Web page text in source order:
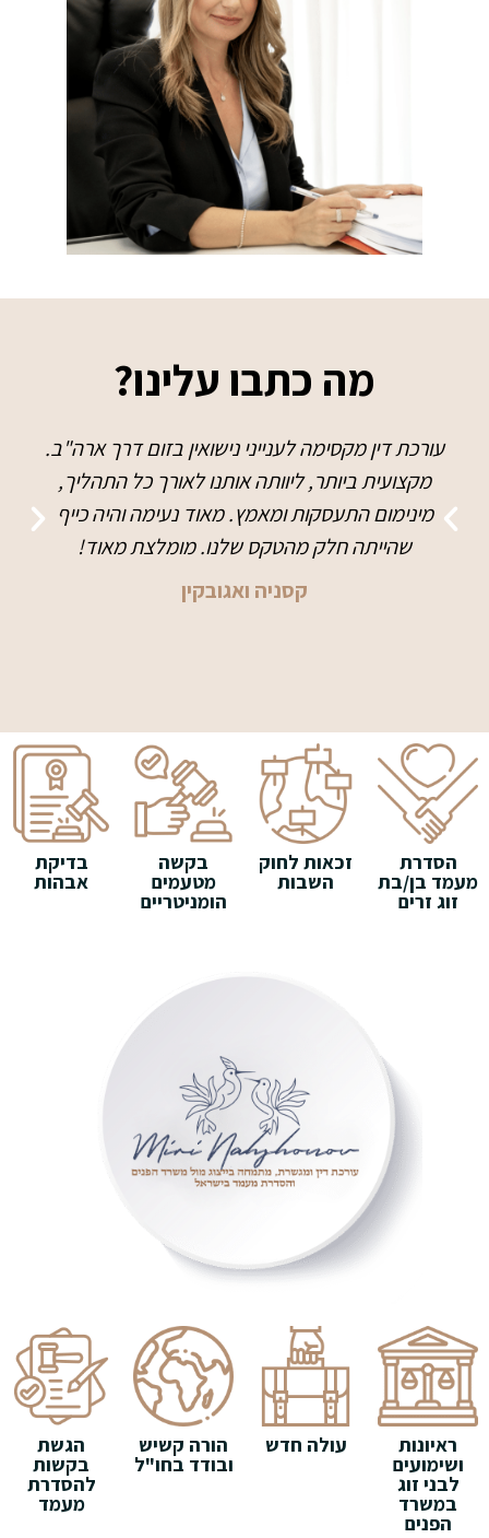
מה כתבו עלינו?
עורכת דין מקסימה לענייני נישואין בזום דרך ארה"ב.
מקצועית ביותר, ליוותה אותנו לאורך כל התהליך,
מינימום התעסקות ומאמץ. מאוד נעימה והיה כייף
שהייתה חלק מהטקס שלנו. מומלצת מאוד!
קסניה ואגובקין
הסדרת
מעמד בן/בת
זוג זרים
זכאות לחוק
השבות
בקשה
מטעמים
הומניטריים
בדיקת
אבהות
ראיונות
ושימועים
לבני זוג
במשרד
הפנים
עולה חדש הורה קשיש
ובודד בחו"ל
הגשת
בקשות
להסדרת
מעמד